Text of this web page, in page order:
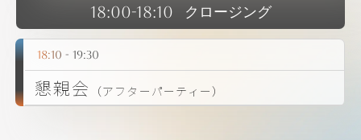
18:00-18:10 クロージング
18:10 - 19:30
懇親会 （アフターパーティー）